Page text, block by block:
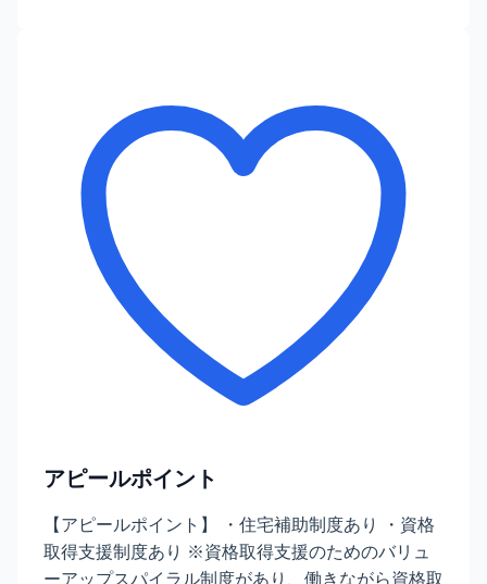
アピールポイント
【アピールポイント】 ・住宅補助制度あり ・資格
取得支援制度あり ※資格取得支援のためのバリュ
ーアップスパイラル制度があり、働きながら資格取